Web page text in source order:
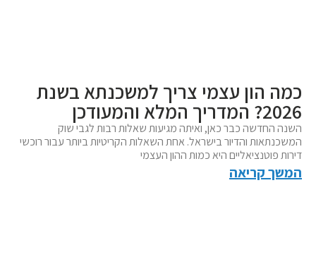
כמה הון עצמי צריך למשכנתא בשנת
2026? המדריך המלא והמעודכן
השנה החדשה כבר כאן, ואיתה מגיעות שאלות רבות לגבי שוק
המשכנתאות והדיור בישראל. אחת השאלות הקריטיות ביותר עבור רוכשי
דירות פוטנציאליים היא כמות ההון העצמי
המשך קריאה